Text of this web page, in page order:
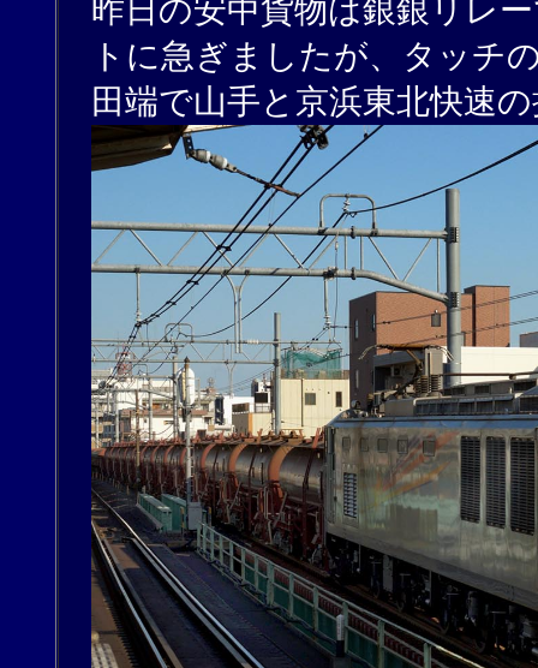
昨日の安中貨物は銀銀リレ
トに急ぎましたが、タッチ
田端で山手と京浜東北快速